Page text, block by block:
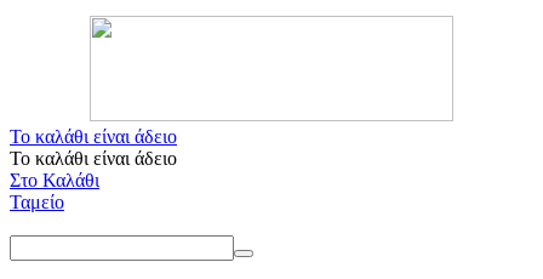
Το καλάθι είναι άδειο
Το καλάθι είναι άδειο
Στο Καλάθι
Ταμείο